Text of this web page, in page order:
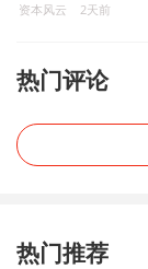
资本风云 2天前
热门评论
热门推荐